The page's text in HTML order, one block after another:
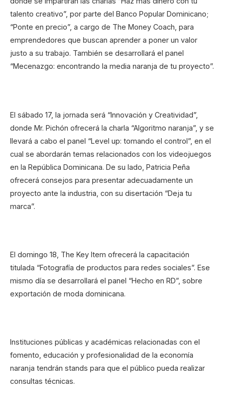
talento creativo”, por parte del Banco Popular Dominicano;
“Ponte en precio”, a cargo de The Money Coach, para
emprendedores que buscan aprender a poner un valor
justo a su trabajo. También se desarrollará el panel
“Mecenazgo: encontrando la media naranja de tu proyecto”.
El sábado 17, la jornada será “Innovación y Creatividad”,
donde Mr. Pichón ofrecerá la charla “Algoritmo naranja”, y se
llevará a cabo el panel “Level up: tomando el control”, en el
cual se abordarán temas relacionados con los videojuegos
en la República Dominicana. De su lado, Patricia Peña
ofrecerá consejos para presentar adecuadamente un
proyecto ante la industria, con su disertación “Deja tu
marca”.
El domingo 18, The Key Item ofrecerá la capacitación
titulada “Fotografía de productos para redes sociales”. Ese
mismo día se desarrollará el panel “Hecho en RD”, sobre
exportación de moda dominicana.
Instituciones públicas y académicas relacionadas con el
fomento, educación y profesionalidad de la economía
naranja tendrán stands para que el público pueda realizar
consultas técnicas.